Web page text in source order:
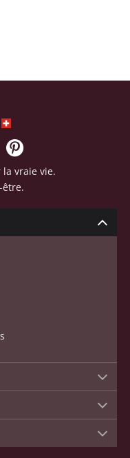
la vraie vie.
être.